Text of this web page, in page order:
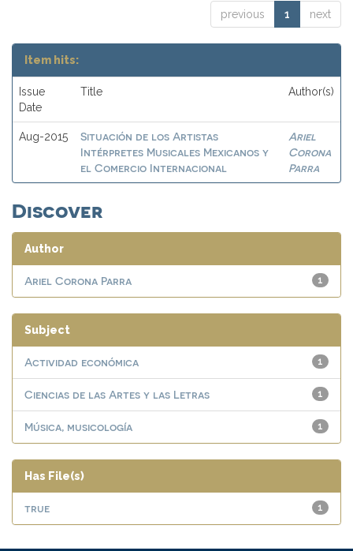
previous 1 next
Item hits:
Issue
Date
Title Author(s)
Aug-2015
Situación de los Artistas
Intérpretes Musicales Mexicanos y
el Comercio Internacional
Ariel
Corona
Parra
Discover
Author
1
Ariel Corona Parra
Subject
1
Actividad económica
1
Ciencias de las Artes y las Letras
1
Música, musicología
Has File(s)
1
true